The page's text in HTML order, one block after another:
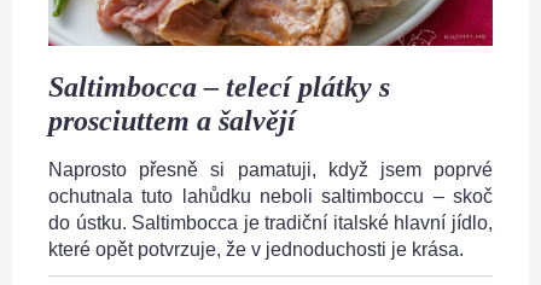
Saltimbocca – telecí plátky s
prosciuttem a šalvějí
Naprosto přesně si pamatuji, když jsem poprvé
ochutnala tuto lahůdku neboli saltimboccu – skoč
do ústku. Saltimbocca je tradiční italské hlavní jídlo,
které opět potvrzuje, že v jednoduchosti je krása.